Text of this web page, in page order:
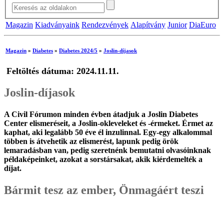
Magazin Kiadványaink Rendezvények Alapítvány Junior DiaEuro
Magazin » Diabetes » Diabetes 2024/5 » Joslin-díjasok
Feltöltés dátuma: 2024.11.11.
Joslin-díjasok
A Civil Fórumon minden évben átadjuk a Joslin Diabetes
Center elismeréseit, a Joslin-okleveleket és -érmeket. Érmet az
kaphat, aki legalább 50 éve él inzulinnal. Egy-egy alkalommal
többen is átvehetik az elismerést, lapunk pedig örök
lemaradásban van, pedig szeretnénk bemutatni olvasóinknak
példaképeinket, azokat a sorstársakat, akik kiérdemelték a
díjat.
Bármit tesz az ember, Önmagáért teszi